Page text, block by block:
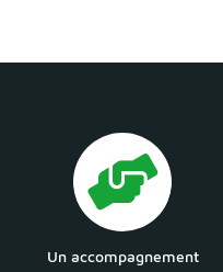
Un accompagnement